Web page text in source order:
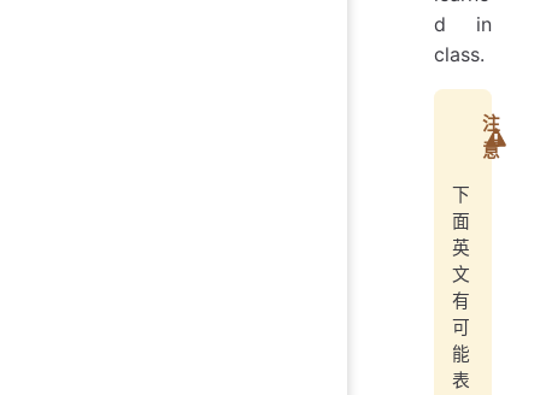
d in
class.
注
意
下
面
英
文
有
可
能
表